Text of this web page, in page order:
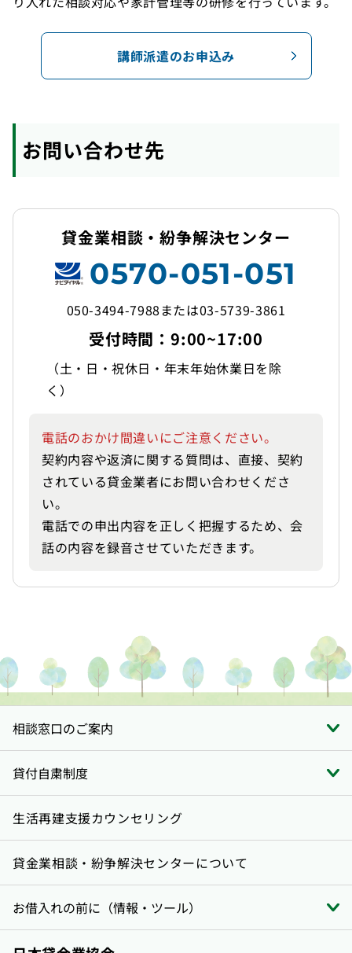
講師派遣のお申込み
お問い合わせ先
貸金業相談・紛争解決センター
0570-051-051
050-3494-7988または03-5739-3861
受付時間：9:00~17:00
（土・日・祝休日・年末年始休業日を除
く）
電話のおかけ間違いにご注意ください。
契約内容や返済に関する質問は、直接、契約
されている貸金業者にお問い合わせくださ
い。
電話での申出内容を正しく把握するため、会
話の内容を録音させていただきます。
相談窓口のご案内
貸付自粛制度
生活再建支援カウンセリング
貸金業相談・紛争解決センターについて
お借入れの前に（情報・ツール）